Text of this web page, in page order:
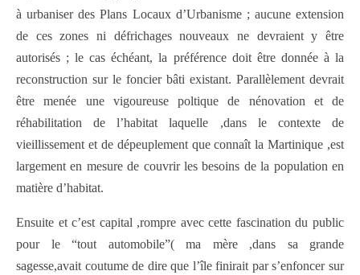
à urbaniser des Plans Locaux d’Urbanisme ; aucune extension
de ces zones ni défrichages nouveaux ne devraient y être
autorisés ; le cas échéant, la préférence doit être donnée à la
reconstruction sur le foncier bâti existant. Parallèlement devrait
être menée une vigoureuse poltique de nénovation et de
réhabilitation de l’habitat laquelle ,dans le contexte de
vieillissement et de dépeuplement que connaît la Martinique ,est
largement en mesure de couvrir les besoins de la population en
matière d’habitat.
Ensuite et c’est capital ,rompre avec cette fascination du public
pour le “tout automobile”( ma mère ,dans sa grande
sagesse,avait coutume de dire que l’île finirait par s’enfoncer sur